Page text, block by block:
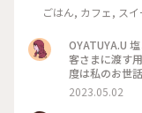
ごはん, カフェ, ス
OYATUYA.U 塩ミルクブロッククッキー この前は旦那さんのお
客さまに渡す
度は私のお世
🙌🏻 大切な人に何かかわいいお菓子渡したいな〜と思ったら
ユーさんのお菓子が
2023.05.02